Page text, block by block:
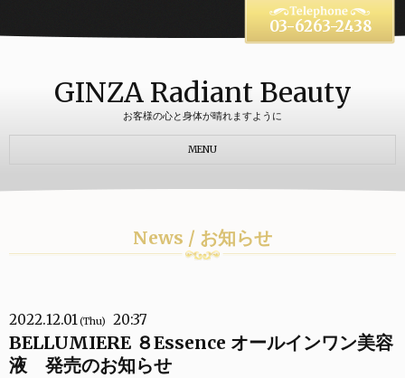
GINZA Radiant Beauty
お客様の心と身体が晴れますように
03-6263-2438
MENU
News / お知らせ
2022.12.01(Thu) 20:37
BELLUMIERE ８Essence オールインワン美容
液 発売のお知らせ